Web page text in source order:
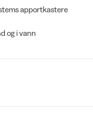
apportkastere
og i vann